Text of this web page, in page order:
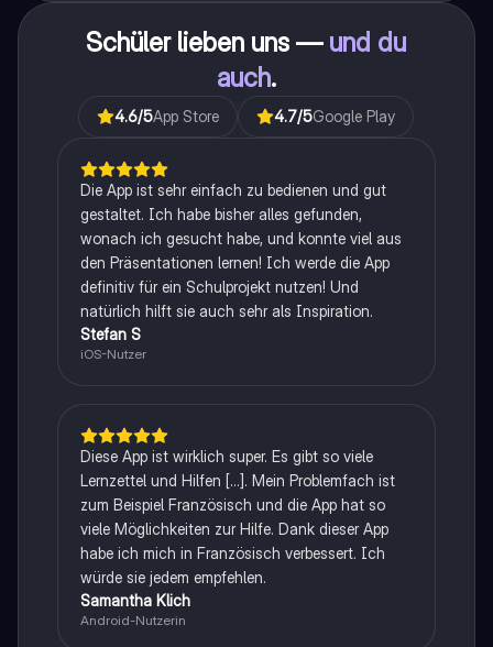
Schüler lieben uns — und du
auch.
4.6/5App Store 4.7/5Google Play
Die App ist sehr einfach zu bedienen und gut
gestaltet. Ich habe bisher alles gefunden,
wonach ich gesucht habe, und konnte viel aus
den Präsentationen lernen! Ich werde die App
definitiv für ein Schulprojekt nutzen! Und
natürlich hilft sie auch sehr als Inspiration.
Stefan S
iOS-Nutzer
Diese App ist wirklich super. Es gibt so viele
Lernzettel und Hilfen [...]. Mein Problemfach ist
zum Beispiel Französisch und die App hat so
viele Möglichkeiten zur Hilfe. Dank dieser App
habe ich mich in Französisch verbessert. Ich
würde sie jedem empfehlen.
Samantha Klich
Android-Nutzerin